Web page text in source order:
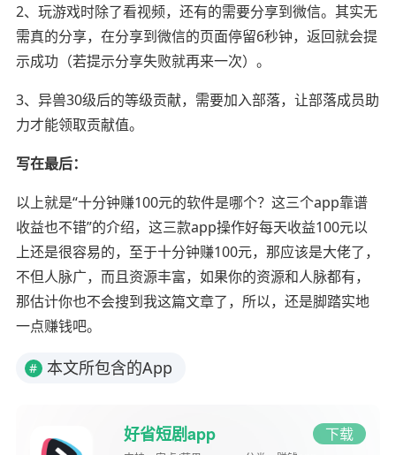
2、玩游戏时除了看视频，还有的需要分享到微信。其实无
需真的分享，在分享到微信的页面停留6秒钟，返回就会提
示成功（若提示分享失败就再来一次）。
3、异兽30级后的等级贡献，需要加入部落，让部落成员助
力才能领取贡献值。
写在最后：
以上就是“十分钟赚100元的软件是哪个？这三个app靠谱
收益也不错”的介绍，这三款app操作好每天收益100元以
上还是很容易的，至于十分钟赚100元，那应该是大佬了，
不但人脉广，而且资源丰富，如果你的资源和人脉都有，
那估计你也不会搜到我这篇文章了，所以，还是脚踏实地
一点赚钱吧。
# 本文所包含的App
好省短剧app 下载